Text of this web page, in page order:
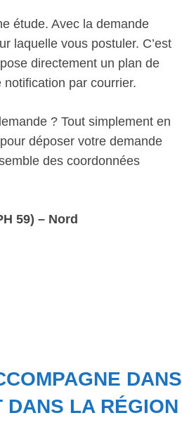
étude. Avec la demande
laquelle vous postuler. C’est
directement un plan de
par courrier.
? Tout simplement en
déposer votre demande
des coordonnées
59) – Nord
DANS
DANS LA RÉGION